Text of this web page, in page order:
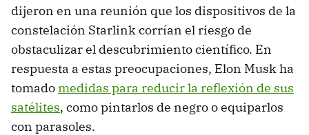
dijeron en una reunión que los dispositivos de la
constelación Starlink corrían el riesgo de
obstaculizar el descubrimiento científico. En
respuesta a estas preocupaciones, Elon Musk ha
tomadomedidas para reducir la reflexión de sus
satélites, como pintarlos de negro o equiparlos
con parasoles.